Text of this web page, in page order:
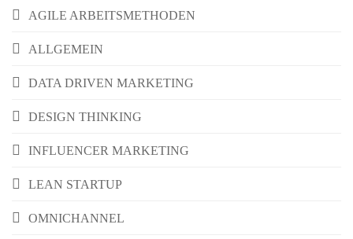
AGILE ARBEITSMETHODEN
ALLGEMEIN
DATA DRIVEN MARKETING
DESIGN THINKING
INFLUENCER MARKETING
LEAN STARTUP
OMNICHANNEL